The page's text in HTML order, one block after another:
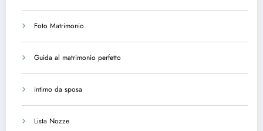
Foto Matrimonio
Guida al matrimonio perfetto
intimo da sposa
Lista Nozze